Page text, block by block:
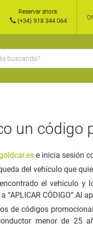
Reservar ahora:
(+34) 918 344 064
un código
e inicia sesión
del vehículo que
el vehículo y
“APLICAR CÓDIGO”.Al
de códigos
menor de 25